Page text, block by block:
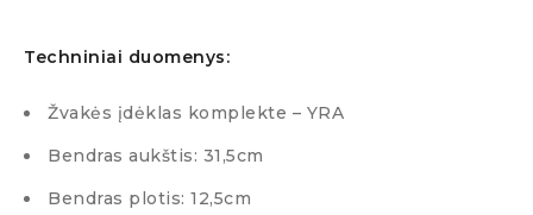
Techniniai duomenys:
Žvakės įdėklas komplekte – YRA
Bendras aukštis: 31,5cm
Bendras plotis: 12,5cm